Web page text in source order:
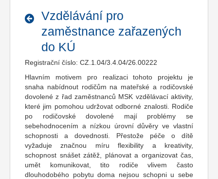
Vzdělávání pro
zaměstnance zařazených
do KÚ
Registrační číslo: CZ.1.04/3.4.04/26.00222
Hlavním motivem pro realizaci tohoto projektu je
snaha nabídnout rodičům na mateřské a rodičovské
dovolené z řad zaměstnanců MSK vzdělávací aktivity,
které jim pomohou udržovat odborné znalosti. Rodiče
po rodičovské dovolené mají problémy se
sebehodnocením a nízkou úrovní důvěry ve vlastní
schopnosti a dovednosti. Přestože péče o dítě
vyžaduje značnou míru flexibility a kreativity,
schopnost snášet zátěž, plánovat a organizovat čas,
umět komunikovat, tito rodiče vlivem často
dlouhodobého pobytu doma nejsou schopni u sebe